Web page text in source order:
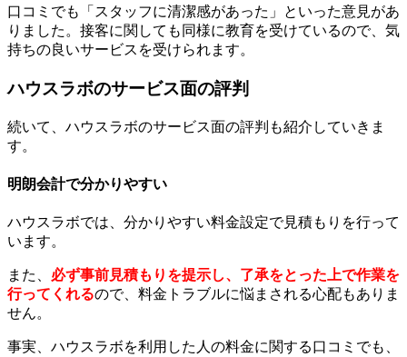
口コミでも「スタッフに清潔感があった」といった意見があ
りました。接客に関しても同様に教育を受けているので、気
持ちの良いサービスを受けられます。
ハウスラボのサービス面の評判
続いて、ハウスラボのサービス面の評判も紹介していきま
す。
明朗会計で分かりやすい
ハウスラボでは、分かりやすい料金設定で見積もりを行って
います。
また、 必ず事前見積もりを提示し、了承をとった上で作業を
行ってくれるので、料金トラブルに悩まされる心配もありま
せん。
事実、ハウスラボを利用した人の料金に関する口コミでも、